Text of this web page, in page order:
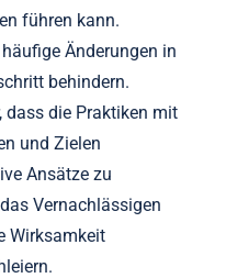
führen kann.
Änderungen in
behindern.
dass die Praktiken mit
und Zielen
Ansätze zu
Vernachlässigen
Wirksamkeit